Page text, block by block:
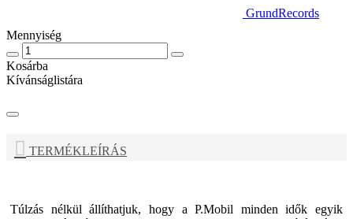
GrundRecords
Mennyiség
Kosárba
Kívánságlistára
TERMÉKLEÍRÁS
Túlzás nélkül állíthatjuk, hogy a P.Mobil minden idők egyik